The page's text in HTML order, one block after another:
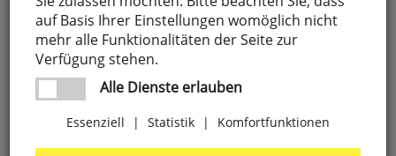
Schlagdübel,mitGewindeM6x8,
auf Basis Ihrer Einstellungen womöglich nicht
mehr alle Funktionalitäten der Seite zur
Verfügung stehen.
Alle Dienste erlauben
Essenziell | Statistik | Komfortfunktionen